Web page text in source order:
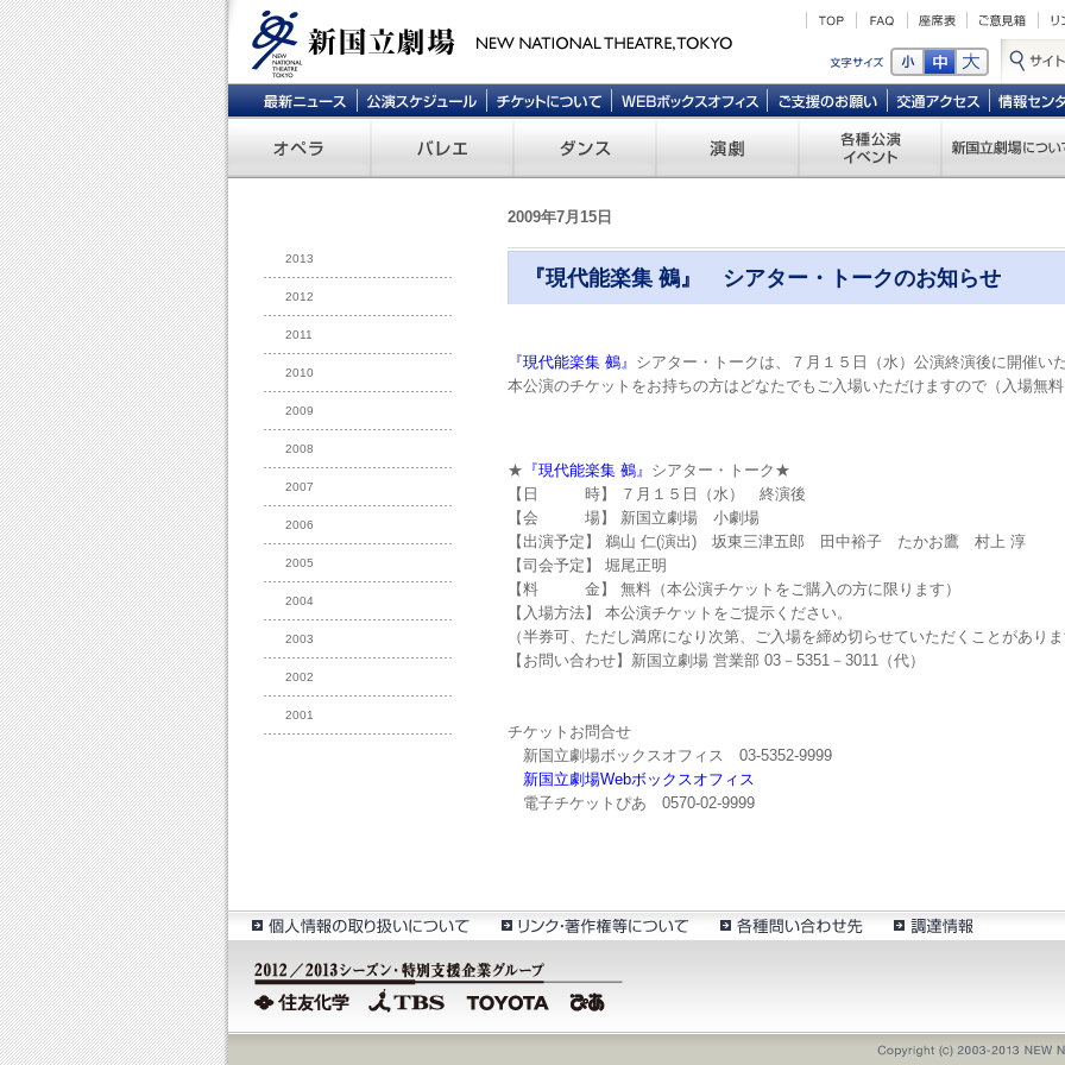
2013
2012
2011
2010
2009
2008
2007
2006
2005
2004
2003
2002
2001
2009年7月15日
『現代能楽集 鵺』 シアター・トークのお知らせ
『現代能楽集 鵺』 シアター・トークは、７月１５日（水）公演終演後に開催い
本公演のチケットをお持ちの方はどなたでもご入場いただけますので（入場無
★ 『現代能楽集 鵺』 シアター・トーク★
【日 時】 ７月１５日（水） 終演後
【会 場】 新国立劇場 小劇場
【出演予定】 鵜山 仁(演出) 坂東三津五郎 田中裕子 たかお鷹 村上 淳
【司会予定】 堀尾正明
【料 金】 無料（本公演チケットをご購入の方に限ります）
【入場方法】 本公演チケットをご提示ください。
（半券可、ただし満席になり次第、ご入場を締め切らせていただくことがあ
【お問い合わせ】新国立劇場 営業部 03－5351－3011（代）
チケットお問合せ
新国立劇場ボックスオフィス 03-5352-9999
新国立劇場Webボックスオフィス
電子チケットぴあ 0570-02-9999